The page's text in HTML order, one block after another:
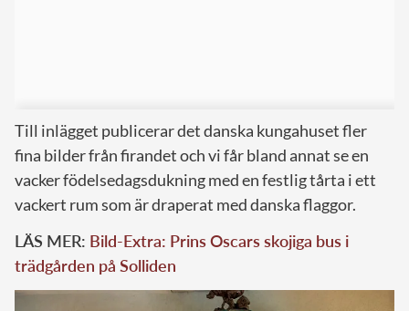
Till inlägget publicerar det danska kungahuset fler
fina bilder från firandet och vi får bland annat se en
vacker födelsedagsdukning med en festlig tårta i ett
vackert rum som är draperat med danska flaggor.
LÄS MER: Bild-Extra: Prins Oscars skojiga bus i
trädgården på Solliden